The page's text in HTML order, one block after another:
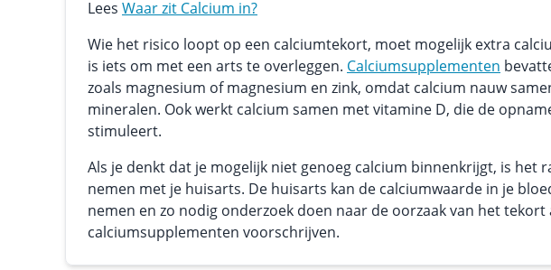
Lees Waar zit Calcium in?
Wie het risico loopt op een calciumtekort, moet mogelijk extra
is iets om met een arts te overleggen. Calciumsupplementen
zoals magnesium of magnesium en zink, omdat calcium nauw
mineralen. Ook werkt calcium samen met vitamine D, die de
stimuleert.
Als je denkt dat je mogelijk niet genoeg calcium binnenkrijgt, is het
nemen met je huisarts. De huisarts kan de calciumwaarde in je
nemen en zo nodig onderzoek doen naar de oorzaak van het
calciumsupplementen voorschrijven.